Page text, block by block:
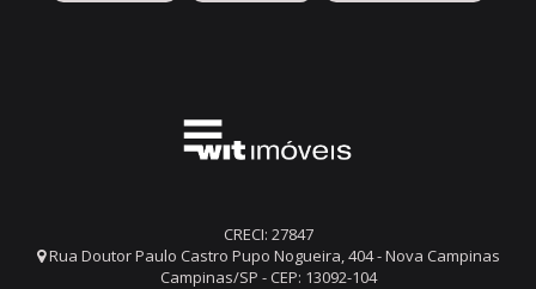
CRECI: 27847
Rua Doutor Paulo Castro Pupo Nogueira, 404 - Nova Campinas
Campinas/SP - CEP: 13092-104